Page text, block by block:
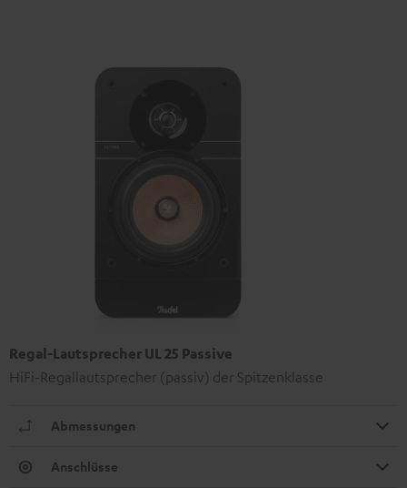
Regal-Lautsprecher UL 25 Passive
HiFi-Regallautsprecher (passiv) der Spitzenklasse
Abmessungen
Anschlüsse